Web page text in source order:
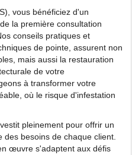
vous bénéficiez d'un
la première consultation
conseils pratiques et
de pointe, assurent non
mais aussi la restauration
de votre
à transformer votre
où le risque d'infestation
pleinement pour offrir un
des besoins de chaque client.
œuvre s'adaptent aux défis